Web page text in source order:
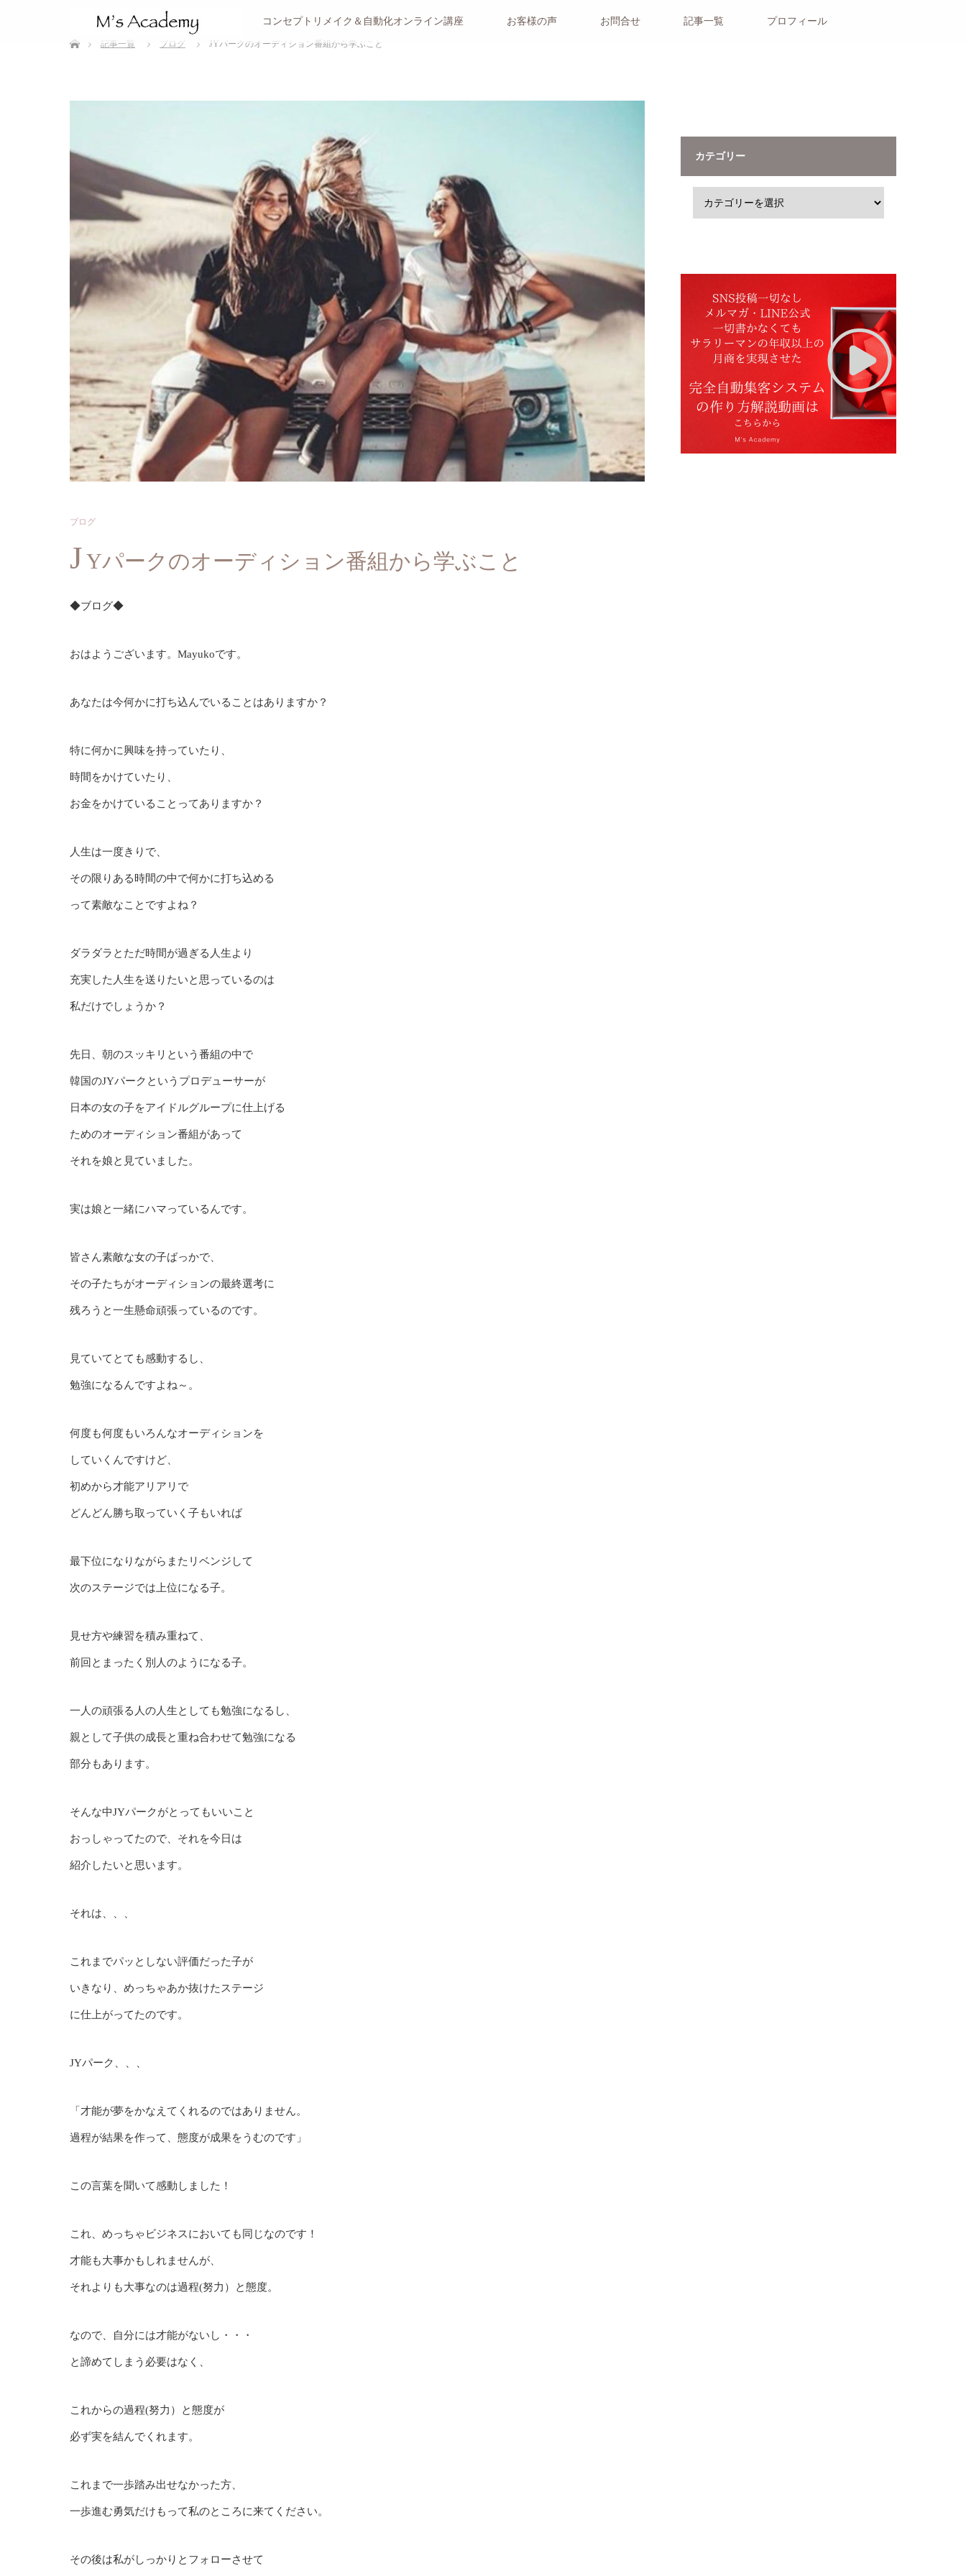
サービスメニュー コンセプトリメイク＆自動化オンライン講座 お客様の声 お問合せ 記事一覧 プロフィール
ホーム
記事一覧
ブログ JYパークのオーディション番組から学ぶこと
ブログ
JYパークのオーディション番組から学ぶこと
◆ブログ◆
おはようございます。Mayukoです。
あなたは今何かに打ち込んでいることはありますか？
特に何かに興味を持っていたり、
時間をかけていたり、
お金をかけていることってありますか？
人生は一度きりで、
その限りある時間の中で何かに打ち込める
って素敵なことですよね？
ダラダラとただ時間が過ぎる人生より
充実した人生を送りたいと思っているのは
私だけでしょうか？
先日、朝のスッキリという番組の中で
韓国のJYパークというプロデューサーが
日本の女の子をアイドルグループに仕上げる
ためのオーディション番組があって
それを娘と見ていました。
実は娘と一緒にハマっているんです。
皆さん素敵な女の子ばっかで、
その子たちがオーディションの最終選考に
残ろうと一生懸命頑張っているのです。
見ていてとても感動するし、
勉強になるんですよね～。
何度も何度もいろんなオーディションを
していくんですけど、
初めから才能アリアリで
どんどん勝ち取っていく子もいれば
最下位になりながらまたリベンジして
次のステージでは上位になる子。
見せ方や練習を積み重ねて、
前回とまったく別人のようになる子。
一人の頑張る人の人生としても勉強になるし、
親として子供の成長と重ね合わせて勉強になる
部分もあります。
そんな中JYパークがとってもいいこと
おっしゃってたので、それを今日は
紹介したいと思います。
それは、、、
これまでパッとしない評価だった子が
いきなり、めっちゃあか抜けたステージ
に仕上がってたのです。
JYパーク、、、
「才能が夢をかなえてくれるのではありません。
過程が結果を作って、態度が成果をうむのです」
この言葉を聞いて感動しました！
これ、めっちゃビジネスにおいても同じなのです！
才能も大事かもしれませんが、
それよりも大事なのは過程(努力）と態度。
なので、自分には才能がないし・・・
と諦めてしまう必要はなく、
これからの過程(努力）と態度が
必ず実を結んでくれます。
これまで一歩踏み出せなかった方、
一歩進む勇気だけもって私のところに来てください。
その後は私がしっかりとフォローさせて
カテゴリー